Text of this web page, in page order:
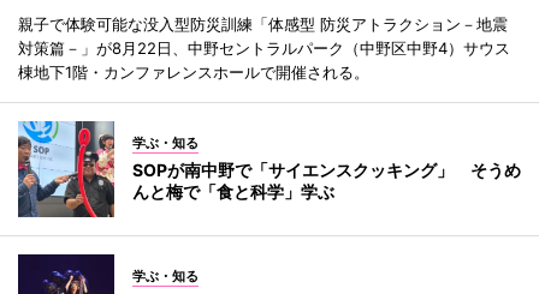
親子で体験可能な没入型防災訓練「体感型 防災アトラクション－地震
対策篇－」が8月22日、中野セントラルパーク（中野区中野4）サウス
棟地下1階・カンファレンスホールで開催される。
学ぶ・知る
SOPが南中野で「サイエンスクッキング」 そうめ
んと梅で「食と科学」学ぶ
学ぶ・知る